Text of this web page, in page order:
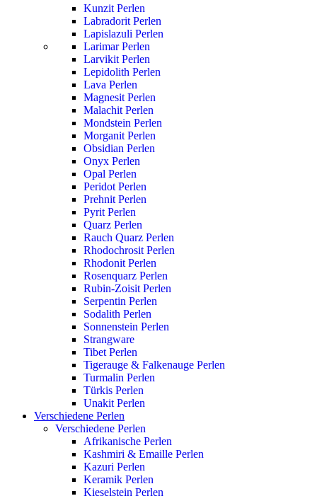
Kunzit Perlen
Labradorit Perlen
Lapislazuli Perlen
Larimar Perlen
Larvikit Perlen
Lepidolith Perlen
Lava Perlen
Magnesit Perlen
Malachit Perlen
Mondstein Perlen
Morganit Perlen
Obsidian Perlen
Onyx Perlen
Opal Perlen
Peridot Perlen
Prehnit Perlen
Pyrit Perlen
Quarz Perlen
Rauch Quarz Perlen
Rhodochrosit Perlen
Rhodonit Perlen
Rosenquarz Perlen
Rubin-Zoisit Perlen
Serpentin Perlen
Sodalith Perlen
Sonnenstein Perlen
Strangware
Tibet Perlen
Tigerauge & Falkenauge Perlen
Turmalin Perlen
Türkis Perlen
Unakit Perlen
Verschiedene Perlen
Verschiedene Perlen
Afrikanische Perlen
Kashmiri & Emaille Perlen
Kazuri Perlen
Keramik Perlen
Kieselstein Perlen